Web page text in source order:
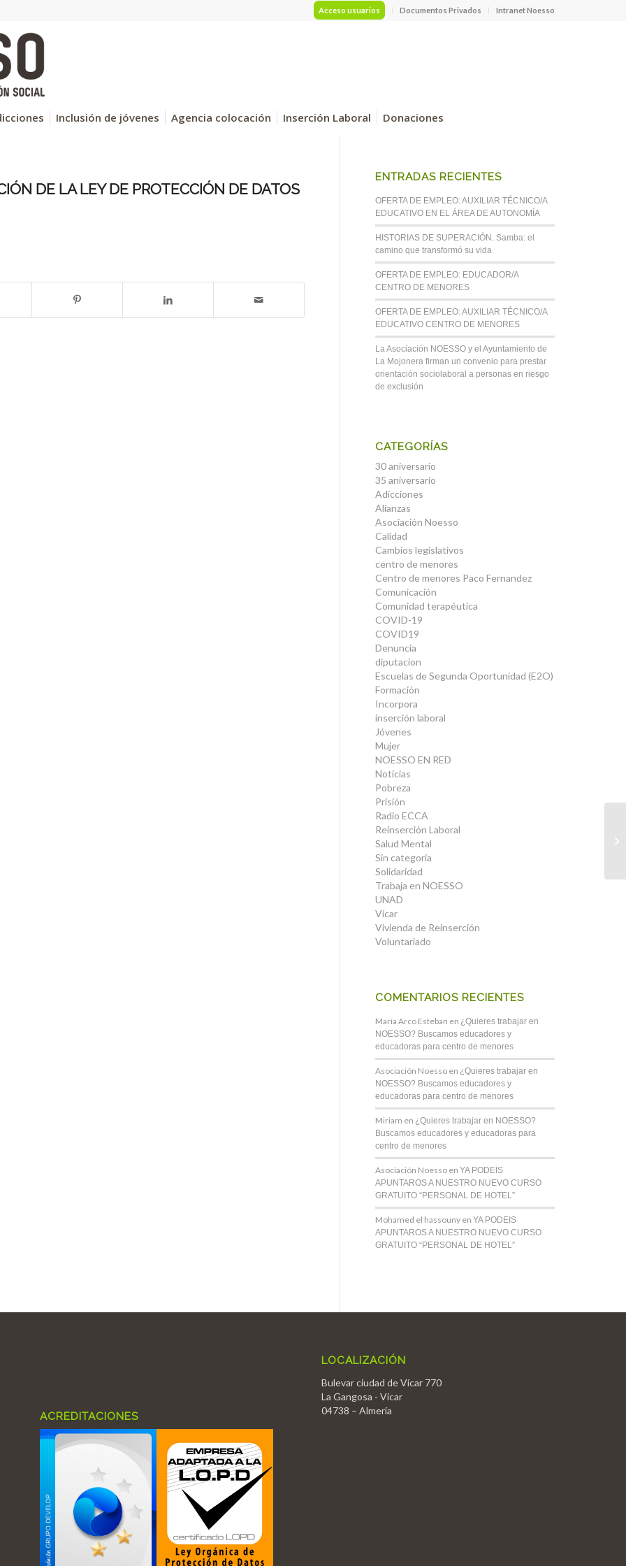
Acceso usuarios Documentos Privados Intranet Noesso
Inclusión de jóvenes Agencia colocación Inserción Laboral Donaciones
DE LA LEY DE PROTECCIÓN DE DATOS
ENTRADAS RECIENTES
OFERTA DE EMPLEO: AUXILIAR TÉCNICO/A
EDUCATIVO EN EL ÁREA DE AUTONOMÍA
HISTORIAS DE SUPERACIÓN. Samba: el
camino que transformó su vida
OFERTA DE EMPLEO: EDUCADOR/A
CENTRO DE MENORES
OFERTA DE EMPLEO: AUXILIAR TÉCNICO/A
EDUCATIVO CENTRO DE MENORES
La Asociación NOESSO y el Ayuntamiento de
La Mojonera firman un convenio para prestar
orientación sociolaboral a personas en riesgo
de exclusión
CATEGORÍAS
30 aniversario
35 aniversario
Adicciones
Alianzas
Asociación Noesso
Calidad
Cambios legislativos
centro de menores
Centro de menores Paco Fernandez
Comunicación
Comunidad terapéutica
COVID-19
COVID19
Denuncia
diputacion
Escuelas de Segunda Oportunidad (E2O)
Formación
Incorpora
inserción laboral
Jóvenes
Mujer
NOESSO EN RED
Noticias
Pobreza
Prisión
Radio ECCA
Reinserción Laboral
Salud Mental
Sin categoría
Solidaridad
Trabaja en NOESSO
UNAD
Vícar
Vivienda de Reinserción
Voluntariado
COMENTARIOS RECIENTES
María Arco Esteban en ¿Quieres trabajar en
NOESSO? Buscamos educadores y
educadoras para centro de menores
Asociación Noesso en ¿Quieres trabajar en
NOESSO? Buscamos educadores y
educadoras para centro de menores
Miriam en ¿Quieres trabajar en NOESSO?
Buscamos educadores y educadoras para
centro de menores
Asociación Noesso enYA PODEIS
APUNTAROS A NUESTRO NUEVO CURSO
GRATUITO “PERSONAL DE HOTEL”
Mohamed el hassouny enYA PODEIS
APUNTAROS A NUESTRO NUEVO CURSO
GRATUITO “PERSONAL DE HOTEL”
ACREDITACIONES
LOCALIZACIÓN
Bulevar ciudad de Vícar 770
La Gangosa - Vícar
04738 – Almería